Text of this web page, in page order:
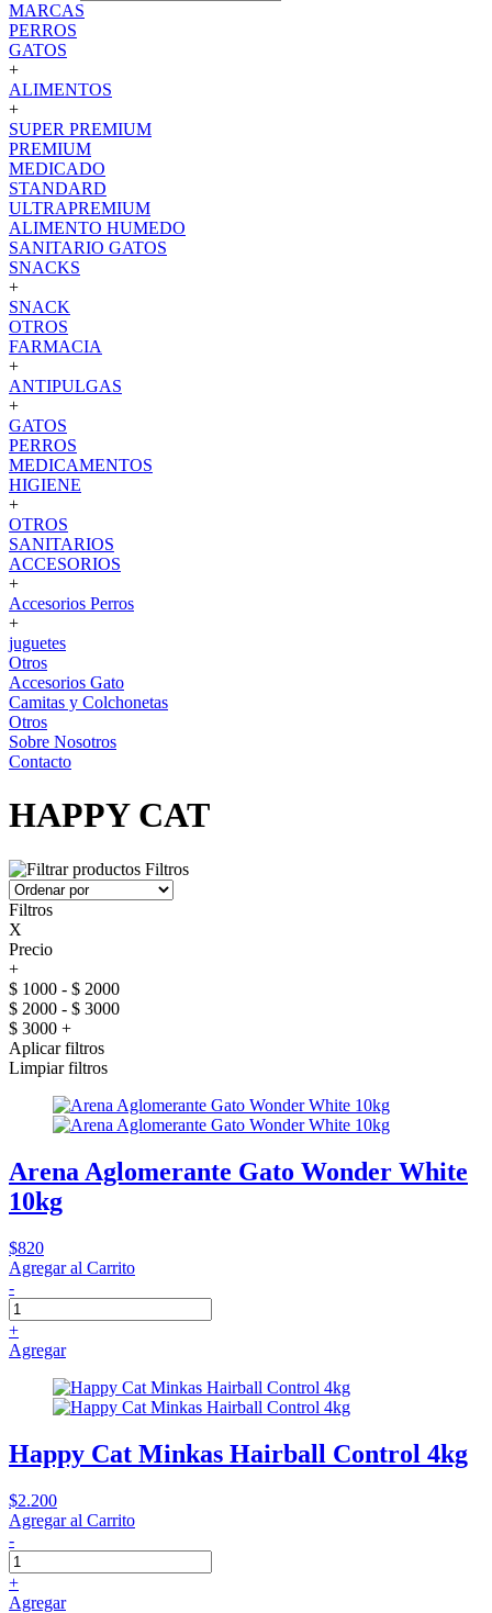
MARCAS
PERROS
GATOS
+
ALIMENTOS
+
SUPER PREMIUM
PREMIUM
MEDICADO
STANDARD
ULTRAPREMIUM
ALIMENTO HUMEDO
SANITARIO GATOS
SNACKS
+
SNACK
OTROS
FARMACIA
+
ANTIPULGAS
+
GATOS
PERROS
MEDICAMENTOS
HIGIENE
+
OTROS
SANITARIOS
ACCESORIOS
+
Accesorios Perros
+
juguetes
Otros
Accesorios Gato
Camitas y Colchonetas
Otros
Sobre Nosotros
Contacto
HAPPY CAT
Filtros
Filtros
X
Precio
+
$ 1000 - $ 2000
$ 2000 - $ 3000
$ 3000 +
Aplicar filtros
Limpiar filtros
Arena Aglomerante Gato Wonder White
10kg
$820
Agregar al Carrito
-
+
Agregar
Happy Cat Minkas Hairball Control 4kg
$2.200
Agregar al Carrito
-
+
Agregar